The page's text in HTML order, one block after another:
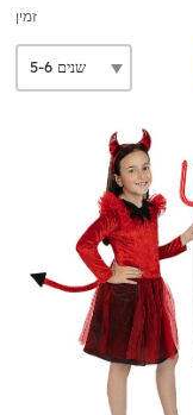
זמין